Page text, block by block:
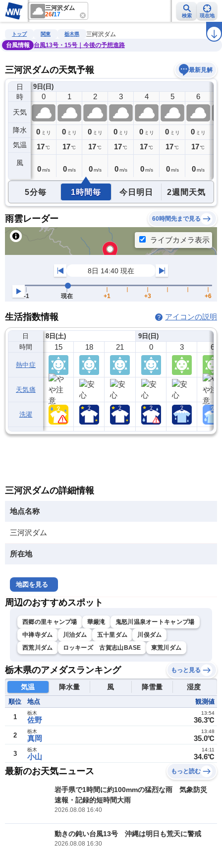
三河沢ダム
26/17 検索 現在地
雨雲レーダー 台風情報 地震情報 ラ
トップ 関東 栃木県
三河沢ダム
台風情報
台風13号・15号｜今後の予想進路
三河沢ダムの天気予報 最新見解
日
時
天気
降水
気温
風
8日(土)
23
0ミリ
17℃
9日(日)
0
0 ミリ
17℃
0 m/s
1
0 ミリ
17℃
0 m/s
2
0 ミリ
17℃
0 m/s
3
0 ミリ
17℃
0 m/s
4
0 ミリ
17℃
0 m/s
5
0 ミリ
17℃
0 m/s
6
0 ミリ
17℃
0 m/s
5分毎 1時間毎 今日明日 2週間天気
雨雲レーダー 60時間先まで見る
生活指数情報 アイコンの説明
日
時間
熱中症
天気痛
洗濯
8日(土)
15 18 21
9日(日)
0 3 6
三河沢ダムの詳細情報
地点名称
三河沢ダム
所在地
地図を見る
周辺のおすすめスポット
西郷の里キャンプ場 華厳滝
鬼怒川温泉オートキャンプ場
中禅寺ダム
川治ダム 五十里ダム
川俣ダム
西荒川ダム
ロッキーズ 古賀志山BASE 東荒川ダム
栃木県のアメダスランキング もっと見る
気温 降水量 風 降雪量 湿度
順位 地点 観測値
1 佐野
栃木
36.3℃
13:54
2 真岡
栃木
35.0℃
13:48
3 小山
栃木
34.6℃
14:11
最新のお天気ニュース もっと読む
岩手県で1時間に約100mmの猛烈な雨 気象防災
速報・記録的短時間大雨
2026.08.08 16:40
動きの鈍い台風13号 沖縄は明日も荒天に警戒
2026.08.08 16:30